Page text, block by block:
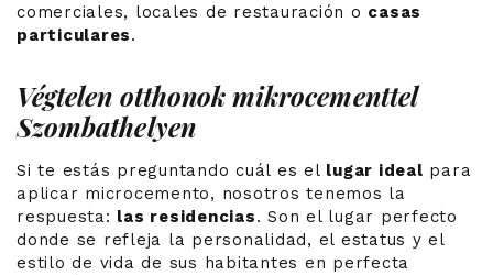
comerciales, locales de restauración o casas
particulares.
Végtelen otthonok mikrocementtel
Szombathelyen
Si te estás preguntando cuál es el lugar ideal para
aplicar microcemento, nosotros tenemos la
respuesta: las residencias. Son el lugar perfecto
donde se refleja la personalidad, el estatus y el
estilo de vida de sus habitantes en perfecta